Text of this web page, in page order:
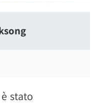
è stato